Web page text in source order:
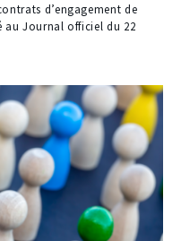
d’engagement de
au Journal officiel du 22